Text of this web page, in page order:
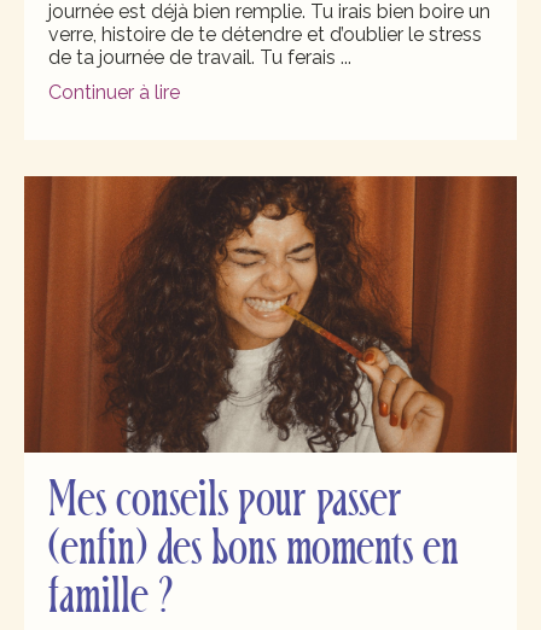
journée est déjà bien remplie. Tu irais bien boire un
verre, histoire de te détendre et d’oublier le stress
de ta journée de travail. Tu ferais ...
Continuer à lire
Mes conseils pour passer
(enfin) des bons moments en
famille ?